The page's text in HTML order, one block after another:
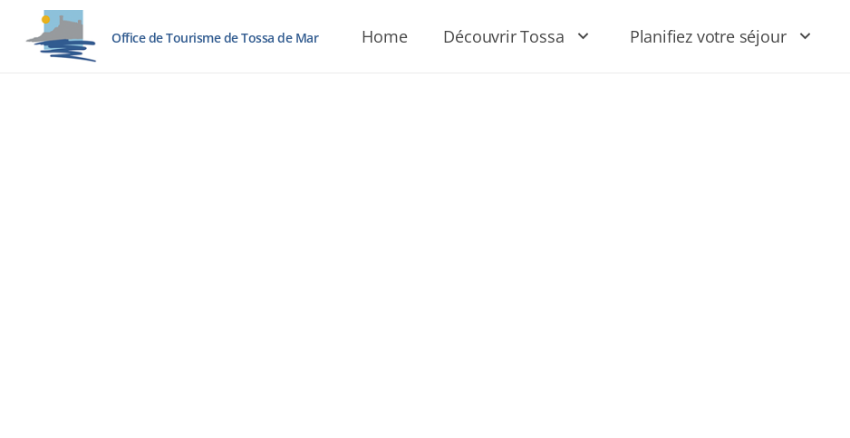
Office de Tourisme de Tossa de Mar Home Découvrir Tossa Planifiez votre séjour